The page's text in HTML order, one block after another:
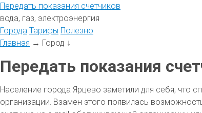
Передать показания счетчиков
вода, газ, электроэнергия
Города Тарифы Полезно
Главная → Город ↓
Передать показания
Население города Ярцево заметили для себя, что
организации. Взамен этого появилась